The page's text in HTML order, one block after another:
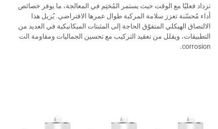
تزداد فعليًا مع الوقت حيث يستمر المُختِم في المعالجة، ما يوفر خصائص
أداء مُحسّنة تعزز سلامة المركبة طوال عمرها الافتراضي. يُزيل هذا
الالتصاق الهيكلي المتفوّق الحاجة إلى المثبتات الميكانيكية في العديد من
التطبيقات، ويقلل من تعقيد التركيب مع تحسين الجماليات ومقاومة الت
corrosion.